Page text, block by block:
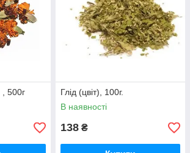
, 500г
Глід (цвіт), 100г.
В наявності
138 ₴